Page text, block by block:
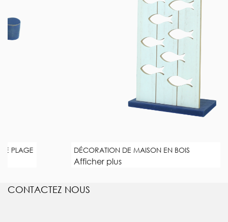
DÉCORATION DE MAISON EN BOIS
Afficher plus
CONTACTEZ NOUS